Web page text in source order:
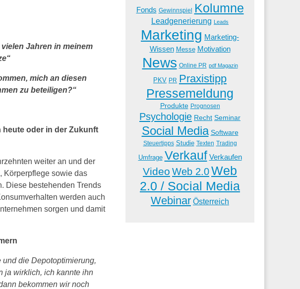
Jahren in meinem
mich an diesen
zu beteiligen?“
oder in der Zukunft
weiter an und der
Körperpflege sowie das
Diese bestehenden Trends
werden auch
sorgen und damit
und die Depotoptimierung,
ja wirklich, ich kannte ihn
bekommen wir noch
Fonds Gewinnspiel Kolumne
Leadgenerierung Leads
Marketing Marketing-
Wissen Messe Motivation
News Online PR pdf Magazin
PKV PR Praxistipp
Pressemeldung
Produkte Prognosen
Psychologie Recht Seminar
Social Media Software
Steuertipps Studie Texten Trading
Umfrage Verkauf Verkaufen
Video Web 2.0Web
2.0 / Social Media
Webinar Österreich